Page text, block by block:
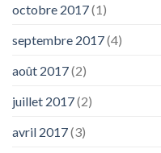
octobre 2017(1)
septembre 2017(4)
août 2017(2)
juillet 2017(2)
avril 2017(3)